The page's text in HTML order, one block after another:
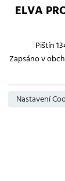
ELVA
Pištín
Zapsáno v
Nastavení